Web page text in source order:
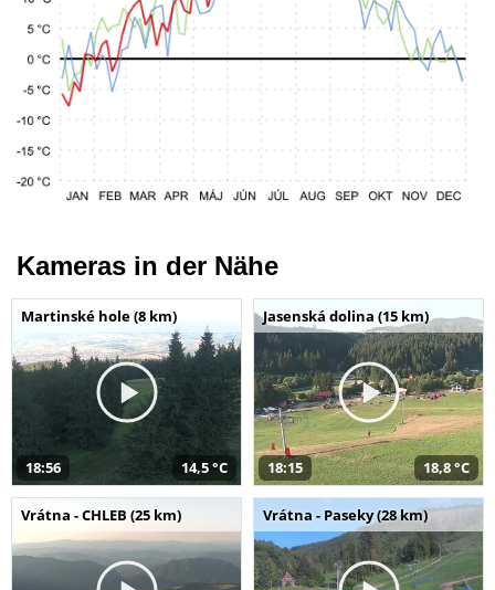
Kameras in der Nähe
Martinské hole (8 km)
18:56 14,5 °C
Jasenská dolina (15 km)
18:15 18,8 °C
Vrátna - CHLEB (25 km) Vrátna - Paseky (28 km)